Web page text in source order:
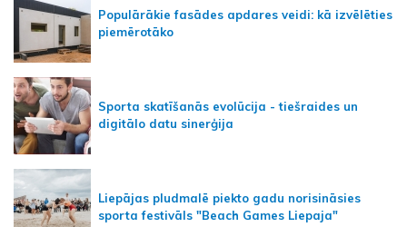
Populārākie fasādes apdares veidi: kā izvēlēties
piemērotāko
Sporta skatīšanās evolūcija - tiešraides un
digitālo datu sinerģija
Liepājas pludmalē piekto gadu norisināsies
sporta festivāls "Beach Games Liepaja"